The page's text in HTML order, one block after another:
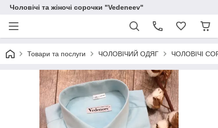
Чоловічі та жіночі сорочки "Vedeneev"
Товари та послуги ЧОЛОВІЧИЙ ОДЯГ ЧОЛОВІЧІ